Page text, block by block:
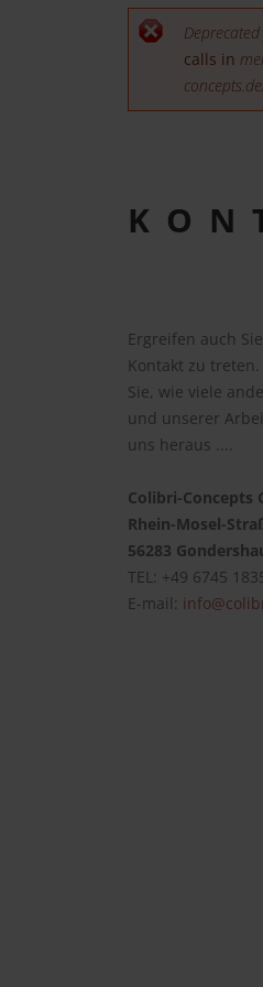
calls in
Ergreifen auch
Kontakt zu
Sie, wie viele
und unserer
uns heraus ....
Colibri-Concepts
Rhein-Mosel-
56283
TEL: +49 6745
E-mail: